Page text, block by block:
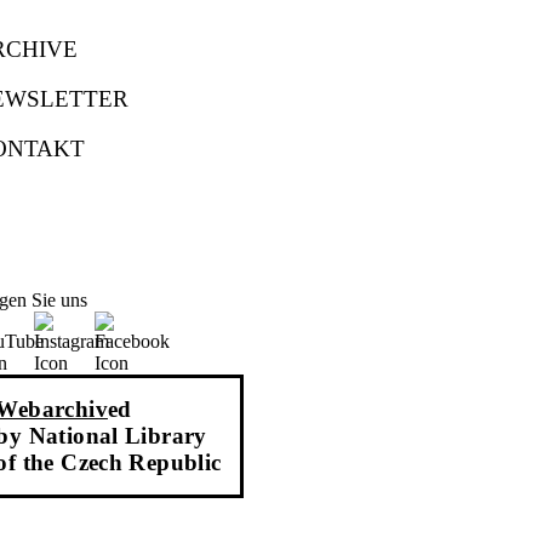
Sie uns
ed
National Library
the Czech Republic